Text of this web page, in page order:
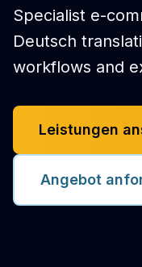
Specialist e-
Deutsch
workflows and
Leistungen
Angebot